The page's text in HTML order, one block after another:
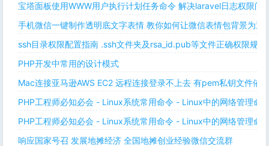
宝塔面板使用WWW用户执行计划任务命令 解决laravel日志权限问
手机微信一键制作透明底文字表情 教你如何让微信表情包背景为
ssh目录权限配置指南 .ssh文件夹及rsa_id.pub等文件正确权限规则
PHP开发中常用的设计模式
Mac连接亚马逊AWS EC2 远程连接登录不上去 有pem私钥文件依
PHP工程师必知必会 - Linux系统常用命令 - Linux中的网络管理命
PHP工程师必知必会 - Linux系统常用命令 - Linux中的网络管理命
响应国家号召 发展地摊经济 全国地摊创业经验微信交流群